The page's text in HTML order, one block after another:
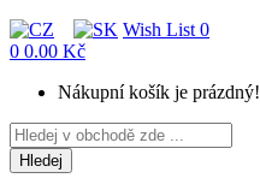
Wish List 0
0 0.00 Kč
Nákupní košík je prázdný!
Hledej